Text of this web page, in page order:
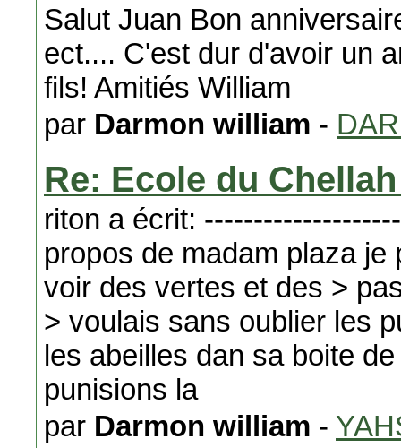
Salut Juan Bon
ect.... C'est dur d'avoir un
fils! Amitiés William
par Darmon william -
Re: Ecole du
riton a écrit:
propos de madam plaza
voir des vertes et des >
> voulais sans oublier les
les abeilles dan sa boite
punisions la
par Darmon william -